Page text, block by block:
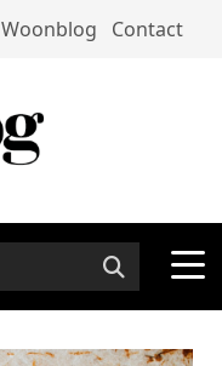
Woonblog Contact